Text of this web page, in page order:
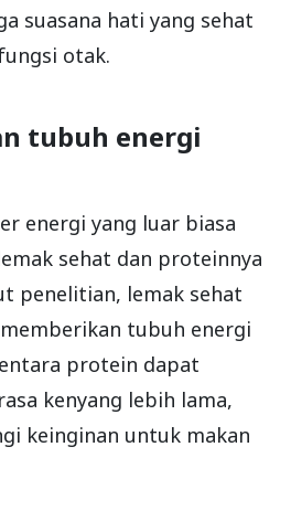
suasana hati yang sehat
otak.
tubuh energi
energi yang luar biasa
sehat dan proteinnya
penelitian, lemak sehat
tubuh energi
protein dapat
kenyang lebih lama,
keinginan untuk makan